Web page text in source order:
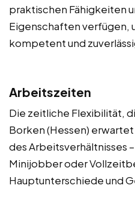
praktischen Fähigkeiten
Eigenschaften verfügen,
kompetent und
Arbeitszeiten
Die zeitliche Flexibilität,
Borken (Hessen)
des Arbeitsverhältnisses
Minijobber oder
Hauptunterschiede und